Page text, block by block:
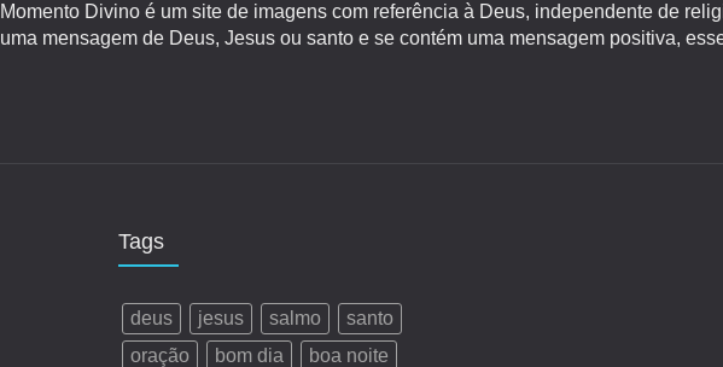
Momento Divino é um site de imagens com referência à Deus, independente de
uma mensagem de Deus, Jesus ou santo e se contém uma mensagem positiva,
Tags
deus jesus salmo
santo
oração
bom dia
boa noite